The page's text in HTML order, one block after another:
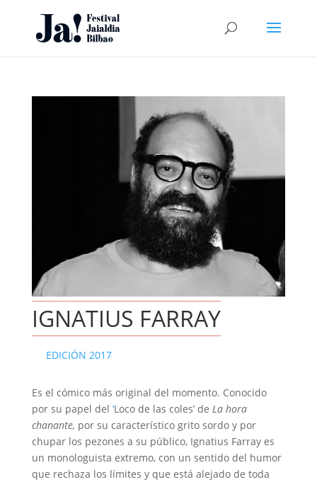
IGNATIUS FARRAY
EDICIÓN 2017
Es el cómico más original del momento. Conocido
por su papel del ‘Loco de las coles’ de La hora
chanante, por su característico grito sordo y por
chupar los pezones a su público, Ignatius Farray es
un monologuista extremo, con un sentido del humor
que rechaza los límites y que está alejado de toda